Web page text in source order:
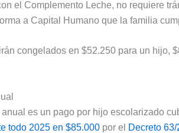
el Complemento Leche, no requiere
a Capital Humano que la familia
congelados en $52.250 para un hijo,
es un pago por hijo escolarizado
todo 2025 en $85.000 por el Decreto